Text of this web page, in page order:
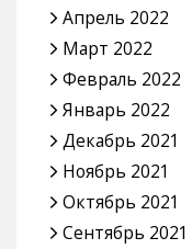
Апрель 2022
Март 2022
Февраль 2022
Январь 2022
Декабрь 2021
Ноябрь 2021
Октябрь 2021
Сентябрь 2021